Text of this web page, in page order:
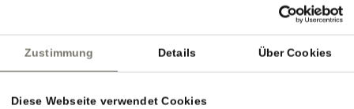
Zustimmung Details Über Cookies
Diese Webseite verwendet Cookies
ÖBB
Südtirol Transfer